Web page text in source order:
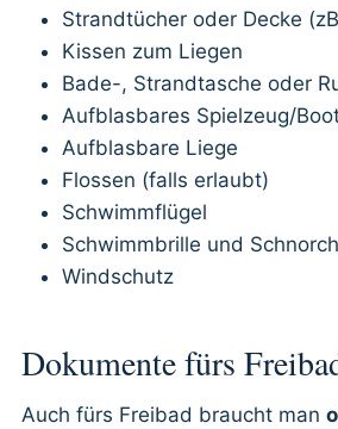
Strandtücher oder Decke
Kissen zum Liegen
Bade-, Strandtasche oder
Aufblasbares Spielzeug/
Aufblasbare Liege
Flossen (falls erlaubt)
Schwimmflügel
Schwimmbrille und
Windschutz
Dokumente fürs
Auch fürs Freibad braucht man